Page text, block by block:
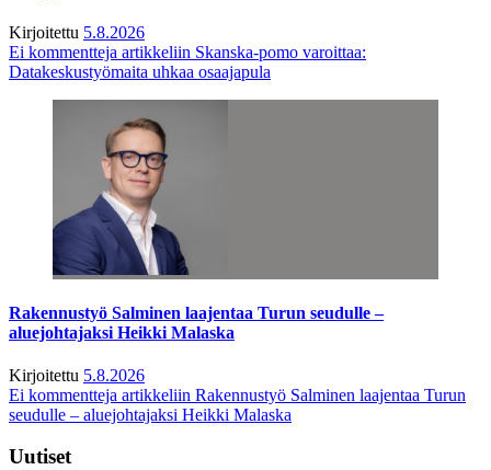
Kirjoitettu 5.8.2026
Ei kommentteja artikkeliin Skanska-pomo varoittaa:
Datakeskustyömaita uhkaa osaajapula
Rakennustyö Salminen laajentaa Turun seudulle –
aluejohtajaksi Heikki Malaska
Kirjoitettu 5.8.2026
Ei kommentteja artikkeliin Rakennustyö Salminen laajentaa Turun
seudulle – aluejohtajaksi Heikki Malaska
Uutiset